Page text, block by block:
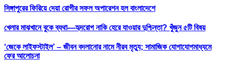
সিঙ্গাপুরের ফিরিয়ে দেয়া রোগীর সফল অপারেশন হল বাংলাদেশে
খেলার মাঝখানে বুকে ব্যথা—হৃদরোগ নাকি হেরে যাওয়ার দুশ্চিন্তা? খুঁজুন ৫টি বিষয়
‘জেকে লাইফস্টাইল’ – জীবন বদলানোর নামে নীরব মৃত্যু; সামাজিক যোগাযোগমাধ্যমে
ফের আলোচনা